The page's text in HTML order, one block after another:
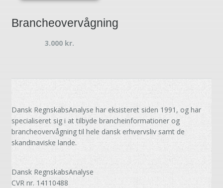
Brancheovervågning
3.000 kr.
Dansk RegnskabsAnalyse har eksisteret siden 1991, og har
specialiseret sig i at tilbyde brancheinformationer og
brancheovervågning til hele dansk erhvervsliv samt de
skandinaviske lande.
Dansk RegnskabsAnalyse
CVR nr. 14110488